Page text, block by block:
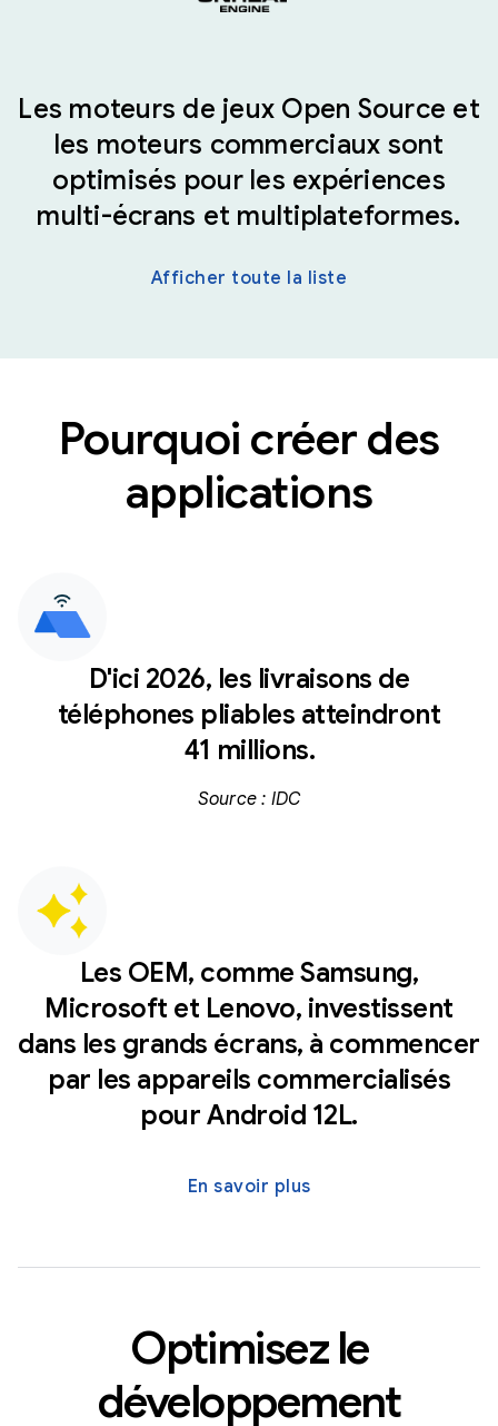
Les moteurs de jeux Open Source et
les moteurs commerciaux sont
optimisés pour les expériences
multi-écrans et multiplateformes.
Afficher toute la liste
Pourquoi créer des
applications
D'ici 2026, les livraisons de
téléphones pliables atteindront
41 millions.
Source : IDC
Les OEM, comme Samsung,
Microsoft et Lenovo, investissent
dans les grands écrans, à commencer
par les appareils commercialisés
pour Android 12L.
En savoir plus
Optimisez le
développement